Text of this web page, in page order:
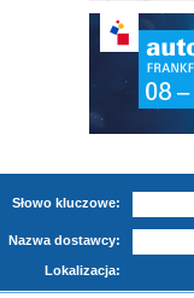
Słowo kluczowe:
Nazwa dostawcy:
Lokalizacja: